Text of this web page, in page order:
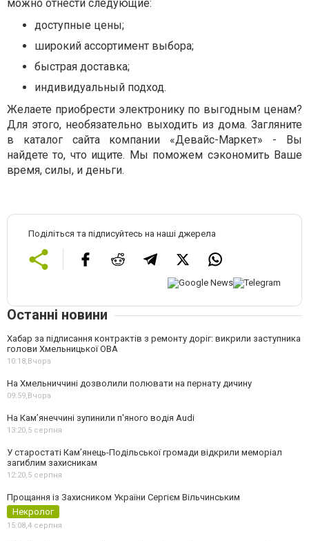
можно отнести следующие:
доступные цены;
широкий ассортимент выбора;
быстрая доставка;
индивидуальный подход.
Желаете приобрести электронику по выгодным ценам?
Для этого, необязательно выходить из дома. Загляните
в каталог сайта компании «Девайс-Маркет» - Вы
найдете то, что ищите. Мы поможем сэкономить Ваше
время, силы, и деньги.
Поділіться та підписуйтесь на наші джерела
Останні новини
Хабар за підписання контрактів з ремонту доріг: викрили заступника
голови Хмельницької ОВА
10:18,Вчора
На Хмельниччині дозволили полювати на пернату дичину
09:59,Вчора
На Камʼянеччині зупинили п'яного водія Audi
13:20,5 серпня
У старостаті Кам’янець-Подільської громади відкрили меморіал
загиблим захисникам
12:20,5 серпня
Прощання із Захисником України Сергієм Вільчинським
Некролог
15:08,4 серпня